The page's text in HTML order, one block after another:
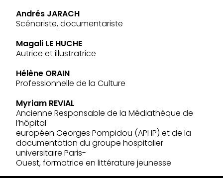
Andrés JARACH
Scénariste, documentariste
Magali LE HUCHE
Autrice et illustratrice
Hélène ORAIN
Professionnelle de la Culture
Myriam REVIAL
Ancienne Responsable de la Médiathèque de
l’hôpital
européen Georges Pompidou (APHP) et de la
documentation du groupe hospitalier
universitaire Paris-
Ouest, formatrice en littérature jeunesse